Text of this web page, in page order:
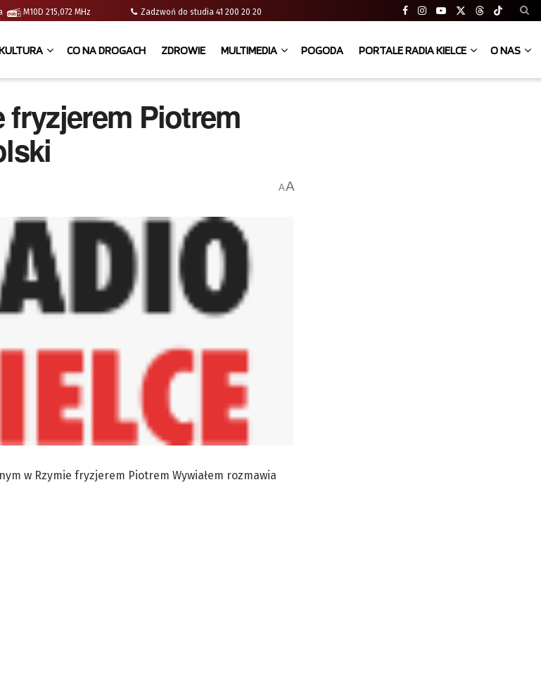
M10D 215,072 MHz Zadzwoń do studia 41 200 20 20
CO NA DROGACH ZDROWIE MULTIMEDIA POGODA PORTALE RADIA KIELCE O NAS
Piotrem
AA
w Rzymie fryzjerem Piotrem Wywiałem rozmawia